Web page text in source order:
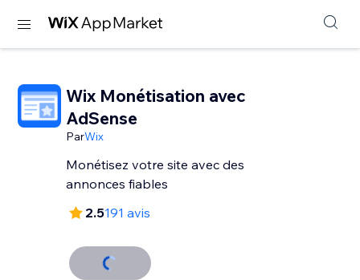
Wix Monétisation avec
AdSense
ParWix
Monétisez votre site avec des
annonces fiables
2.5191 avis